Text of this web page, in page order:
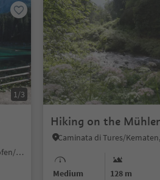
1/3
Nova Levante/Welschnofen, Welschnofen/Nova Levante, Dolomites Region Eggental
Hiking on the
Medium 128 m